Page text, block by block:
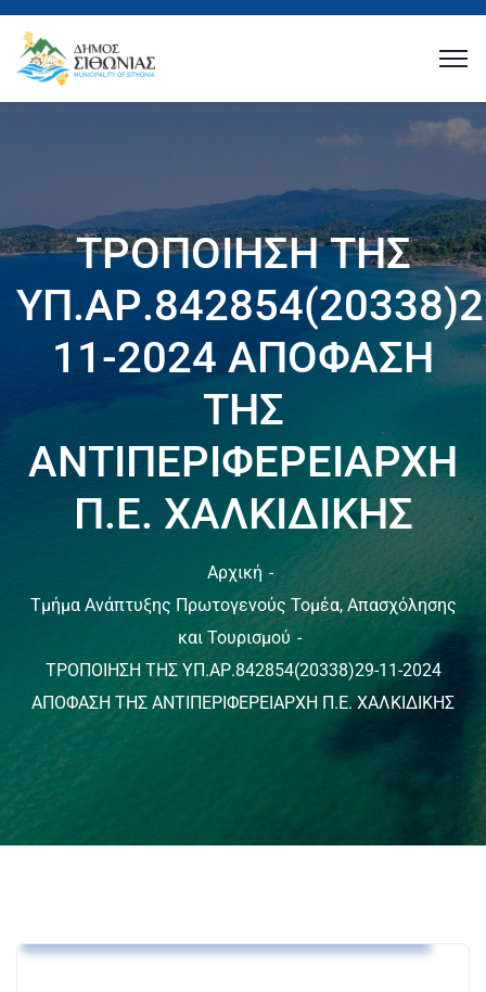
ΤΡΟΠΟΙΗΣΗ ΤΗΣ
11-2024 ΑΠΟΦΑΣΗ
ΤΗΣ
ΑΝΤΙΠΕΡΙΦΕΡΕΙΑΡΧΗ
Π.Ε. ΧΑΛΚΙΔΙΚΗΣ
Αρχική
Τμήμα Ανάπτυξης Πρωτογενούς Τομέα, Απασχόλησης
και Τουρισμού
ΤΡΟΠΟΙΗΣΗ ΤΗΣ ΥΠ.ΑΡ.842854(20338)29-11-2024
ΑΠΟΦΑΣΗ ΤΗΣ ΑΝΤΙΠΕΡΙΦΕΡΕΙΑΡΧΗ Π.Ε. ΧΑΛΚΙΔΙΚΗΣ